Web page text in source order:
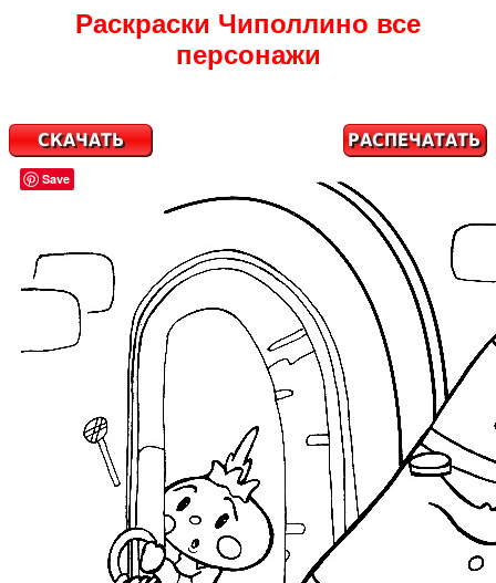
Раскраски Чиполлино все
персонажи
Save